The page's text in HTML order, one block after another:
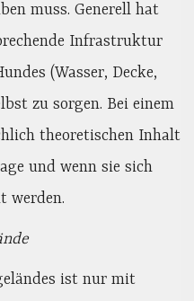
muss. Generell hat
Infrastruktur
(Wasser, Decke,
zu sorgen. Bei einem
theoretischen Inhalt
und wenn sie sich
werden.
ist nur mit